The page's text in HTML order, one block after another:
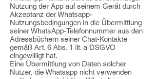
Nutzung der App auf seinem Gerät durch
Akzeptanz der Whatsapp-
Nutzungsbedingungen in die Übermittlung
seinerWhatsApp-Telefonnummer aus den
Adressbüchern seiner Chat-Kontakte
gemäß Art. 6 Abs. 1 lit. a DSGVO
eingewilligt hat.
Eine Übermittlung von Daten solcher
Nutzer, die Whatsapp nicht verwenden